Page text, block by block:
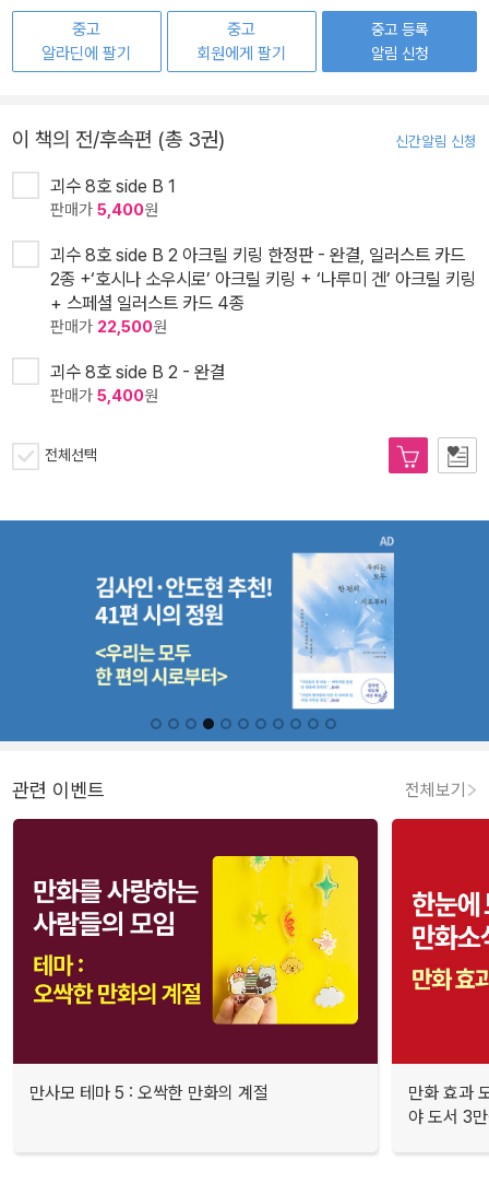
중고
알라딘에 팔기
중고
회원에게 팔기
중고 등록
알림 신청
이 책의 전/후속편 (총 3권) 신간알림 신청
괴수 8호 side B 1
판매가 5,400원
괴수 8호 side B 2 아크릴 키링 한정판 - 완결, 일러스트 카드
2종 +‘호시나 소우시로’ 아크릴 키링 + ‘나루미 겐’ 아크릴 키링
+ 스페셜 일러스트 카드 4종
판매가 22,500원
괴수 8호 side B 2 - 완결
판매가 5,400원
전체선택
관련 이벤트 전체보기
만사모 테마 5 : 오싹한 만화의 계절
만화 효과
야 도서 3